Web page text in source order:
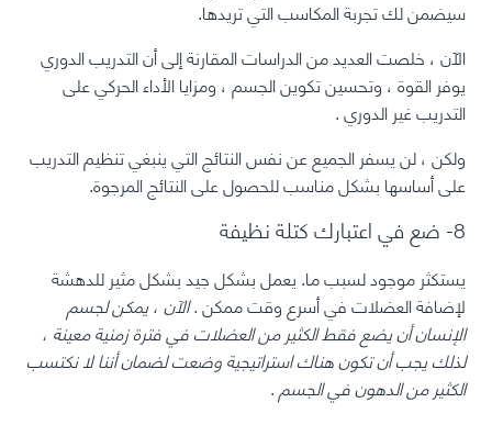
سيضمن لك تجربة المكاسب التي تريدها.
الآن ،خلصتالعديد منالدراساتالمقارنةإلى أن التدريب الدوري
يوفر القوة ، وتحسين تكوين الجسم ، ومزايا الأداء الحركي على
التدريب غير الدوري.
ولكن ، لن يسفر الجميع عن نفس النتائج التي ينبغي تنظيم التدريب
على أساسها بشكل مناسب للحصول على النتائج المرجوة.
8- ضع في اعتبارك كتلة نظيفة
يستكثر موجود لسبب ما.يعمل بشكل جيد بشكل مثير للدهشة
لإضافة العضلات في أسرع وقت ممكن.الآن ، يمكن لجسم
الإنسان أن يضع فقط الكثير من العضلات في فترة زمنية معينة ،
لذلك يجب أن تكون هناك استراتيجية وضعت لضمان أننا لا نكتسب
الكثير من الدهون في الجسم.